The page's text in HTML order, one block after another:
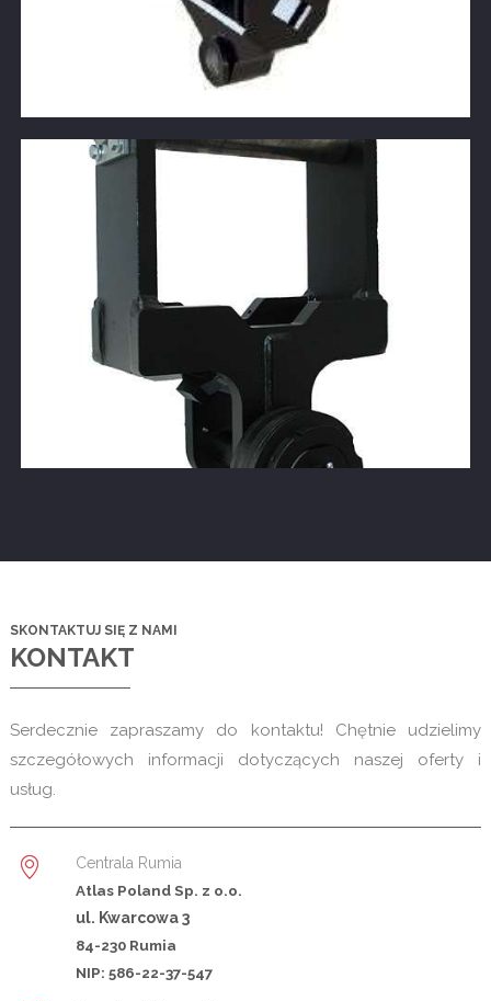
KONTAKT
SKONTAKTUJ SIĘ Z NAMI
Serdecznie zapraszamy do kontaktu! Chętnie udzielimy
szczegółowych informacji dotyczących naszej oferty i
usług.
Centrala Rumia
Atlas Poland Sp. z o.o.
ul. Kwarcowa 3
84-230 Rumia
NIP: 586-22-37-547